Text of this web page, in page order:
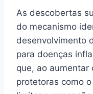
As descobertas
do mecanismo
desenvolvimento
para doenças
que, ao aumentar
protetoras como o